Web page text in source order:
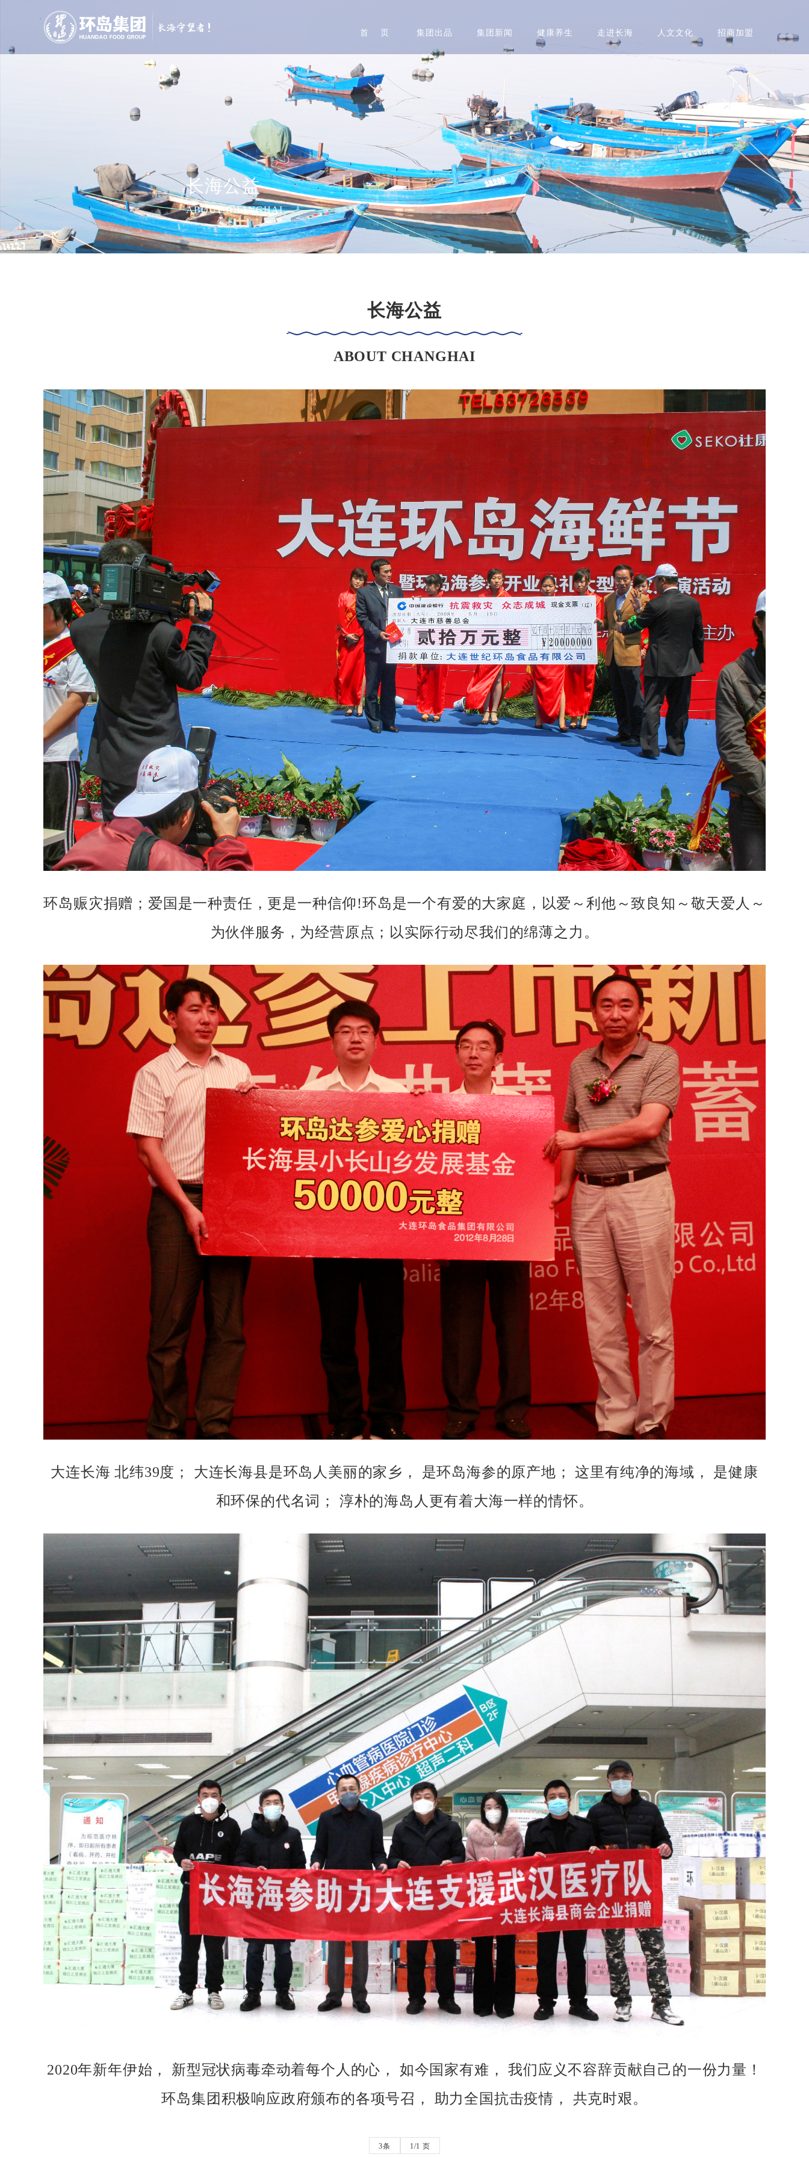
首 页 集团出品 集团新闻 健康养生 走进长海 人文文化 招商加盟
长海公益
ABOUT CHANGHAI
长海公益
ABOUT CHANGHAI
环岛赈灾捐赠；爱国是一种责任，更是一种信仰!环岛是一个有爱的大家庭，以爱～利他～致良知～敬天爱人～
为伙伴服务，为经营原点；以实际行动尽我们的绵薄之力。
大连长海 北纬39度； 大连长海县是环岛人美丽的家乡， 是环岛海参的原产地； 这里有纯净的海域， 是健康
和环保的代名词； 淳朴的海岛人更有着大海一样的情怀。
2020年新年伊始， 新型冠状病毒牵动着每个人的心， 如今国家有难， 我们应义不容辞贡献自己的一份力量！
环岛集团积极响应政府颁布的各项号召， 助力全国抗击疫情， 共克时艰。
3条 1/1 页